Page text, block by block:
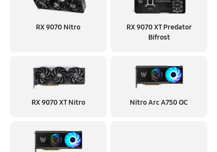
RX 9070 Nitro
RX 9070 XT Predator
Bifrost
RX 9070 XT Nitro Nitro Arc A750 OC